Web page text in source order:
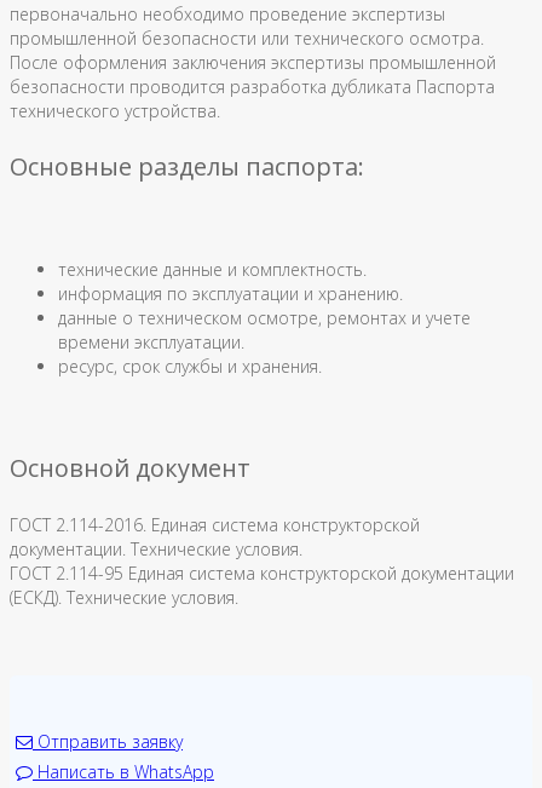
первоначально необходимо проведение экспертизы
промышленной безопасности или технического осмотра.
После оформления заключения экспертизы промышленной
безопасности проводится разработка дубликата Паспорта
технического устройства.
Основные разделы паспорта:
технические данные и комплектность.
информация по эксплуатации и хранению.
данные о техническом осмотре, ремонтах и учете
времени эксплуатации.
ресурс, срок службы и хранения.
Основной документ
ГОСТ 2.114-2016. Единая система конструкторской
документации. Технические условия.
ГОСТ 2.114-95 Единая система конструкторской документации
(ЕСКД). Технические условия.
Отправить заявку
Написать в WhatsApp